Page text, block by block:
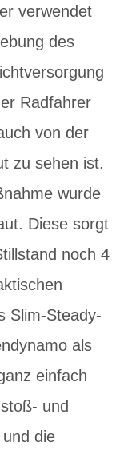
verwendet
des
Radfahrer
von der
zu sehen ist.
wurde
Diese sorgt
noch 4
Slim-Steady-
als
einfach
und
die